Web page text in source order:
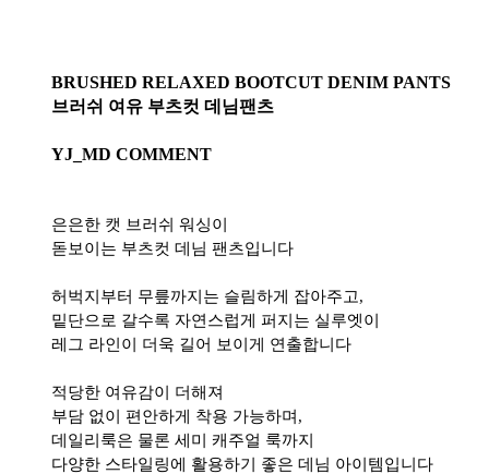
BRUSHED RELAXED BOOTCUT DENIM PANTS
브러쉬 여유 부츠컷 데님팬츠
YJ_MD COMMENT
은은한 캣 브러쉬 워싱이
돋보이는 부츠컷 데님 팬츠입니다
허벅지부터 무릎까지는 슬림하게 잡아주고,
밑단으로 갈수록 자연스럽게 퍼지는 실루엣이
레그 라인이 더욱 길어 보이게 연출합니다
적당한 여유감이 더해져
부담 없이 편안하게 착용 가능하며,
데일리룩은 물론 세미 캐주얼 룩까지
다양한 스타일링에 활용하기 좋은 데님 아이템입니다